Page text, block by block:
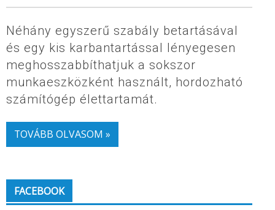
Néhány egyszerű szabály betartásával
és egy kis karbantartással lényegesen
meghosszabbíthatjuk a sokszor
munkaeszközként használt, hordozható
számítógép élettartamát.
TOVÁBB OLVASOM »
FACEBOOK